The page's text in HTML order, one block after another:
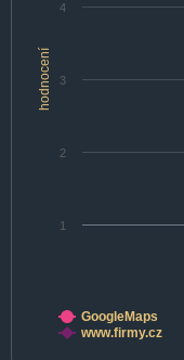
hodnocení
1
2
3
4
GoogleMaps
www.firmy.cz